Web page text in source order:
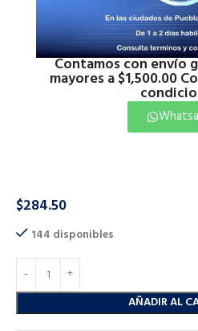
Contamos con envío
mayores a $1,500.00
Click to enlarge
Construccion
$284.50
144 disponibles
AÑADIR AL